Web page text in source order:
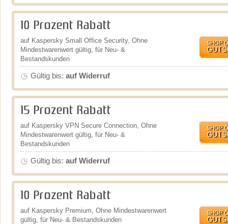
10 Prozent Rabatt
auf Kaspersky Small Office Security, Ohne
Mindestwarenwert gültig, für Neu- &
Bestandskunden
SHOP
Gültig bis: auf Widerruf
15 Prozent Rabatt
auf Kaspersky VPN Secure Connection, Ohne
Mindestwarenwert gültig, für Neu- &
Bestandskunden
SHOP
Gültig bis: auf Widerruf
10 Prozent Rabatt
auf Kaspersky Premium, Ohne Mindestwarenwert
gültig, für Neu- & Bestandskunden
SHOP